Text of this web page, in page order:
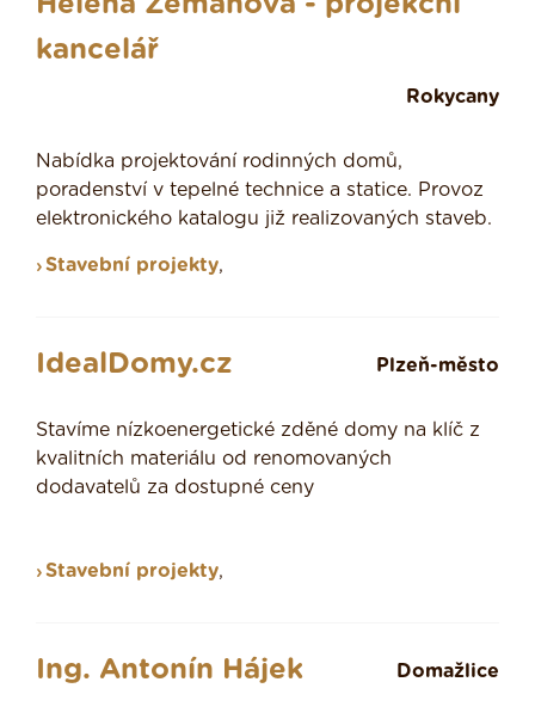
kancelář
Rokycany
Nabídka projektování rodinných domů,
poradenství v tepelné technice a statice. Provoz
elektronického katalogu již realizovaných staveb.
Stavební projekty,
IdealDomy.cz Plzeň-město
Stavíme nízkoenergetické zděné domy na klíč z
kvalitních materiálu od renomovaných
dodavatelů za dostupné ceny
Stavební projekty,
Ing. Antonín Hájek Domažlice